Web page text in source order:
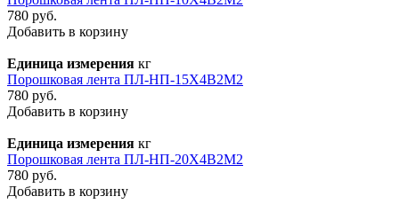
780 руб.
Добавить в корзину
Единица измерения кг
Порошковая лента ПЛ-НП-15Х4В2М2
780 руб.
Добавить в корзину
Единица измерения кг
Порошковая лента ПЛ-НП-20Х4В2М2
780 руб.
Добавить в корзину